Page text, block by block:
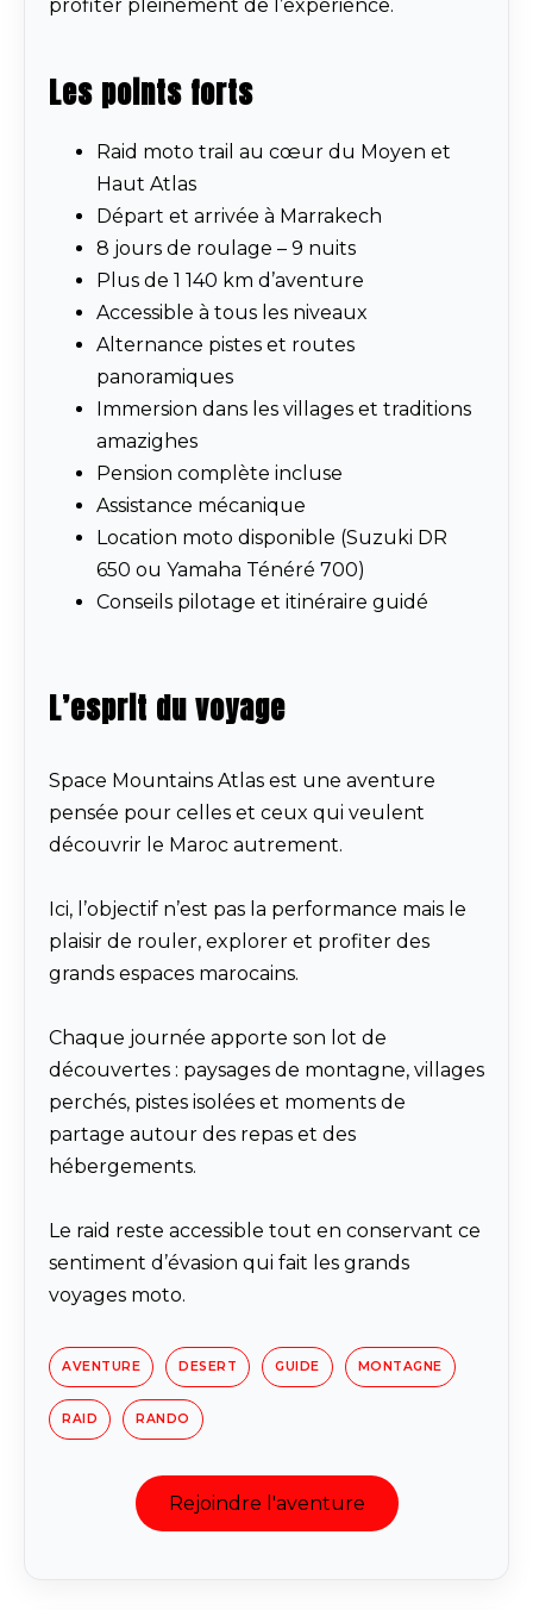
profiter pleinement de l’expérience.
Les points forts
Raid moto trail au cœur du Moyen et
Haut Atlas
Départ et arrivée à Marrakech
8 jours de roulage – 9 nuits
Plus de 1 140 km d’aventure
Accessible à tous les niveaux
Alternance pistes et routes
panoramiques
Immersion dans les villages et traditions
amazighes
Pension complète incluse
Assistance mécanique
Location moto disponible (Suzuki DR
650 ou Yamaha Ténéré 700)
Conseils pilotage et itinéraire guidé
L’esprit du voyage
Space Mountains Atlas est une aventure
pensée pour celles et ceux qui veulent
découvrir le Maroc autrement.
Ici, l’objectif n’est pas la performance mais le
plaisir de rouler, explorer et profiter des
grands espaces marocains.
Chaque journée apporte son lot de
découvertes : paysages de montagne, villages
perchés, pistes isolées et moments de
partage autour des repas et des
hébergements.
Le raid reste accessible tout en conservant ce
sentiment d’évasion qui fait les grands
voyages moto.
AVENTURE DESERT GUIDE MONTAGNE
RAID RANDO
Rejoindre l'aventure